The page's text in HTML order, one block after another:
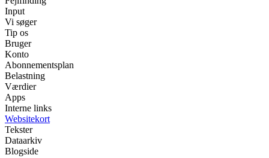
Input
Vi søger
Tip os
Bruger
Konto
Abonnementsplan
Belastning
Værdier
Apps
Interne links
Websitekort
Tekster
Dataarkiv
Blogside